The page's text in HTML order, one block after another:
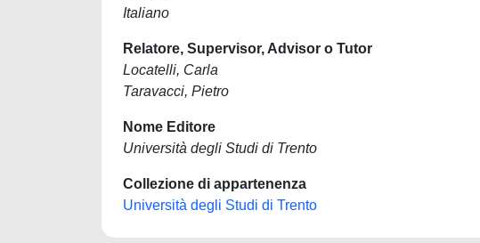
Italiano
Relatore, Supervisor, Advisor o Tutor
Locatelli, Carla
Taravacci, Pietro
Nome Editore
Università degli Studi di Trento
Collezione di appartenenza
Università degli Studi di Trento